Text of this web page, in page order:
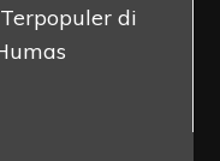
di